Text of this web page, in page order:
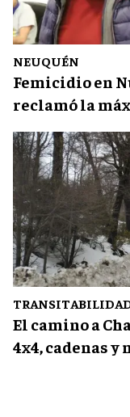
NEUQUÉN
Femicidio en
reclamó la
El camino a
4x4, cadenas